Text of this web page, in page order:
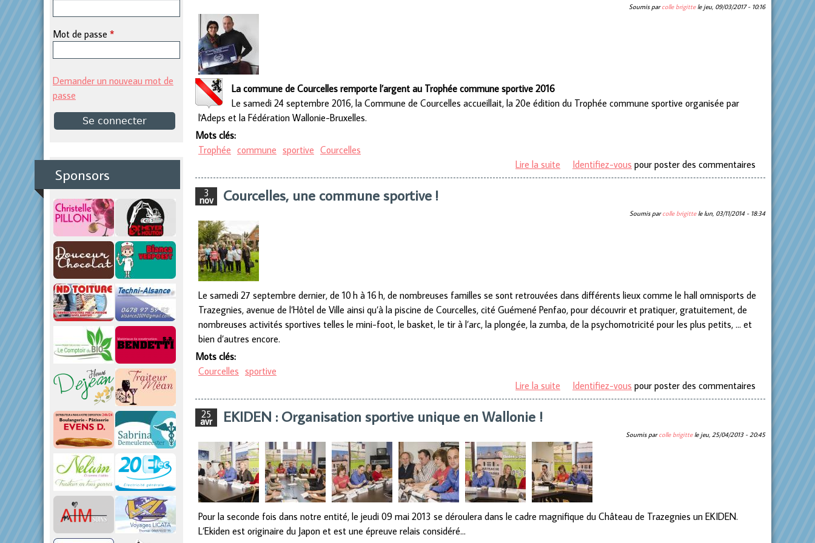
Soumis parcolle brigittele jeu, 09/03/2017 - 10:16
La commune de Courcelles remporte l’argent au Trophée commune sportive 2016
Le samedi 24 septembre 2016, la Commune de Courcelles accueillait, la 20e édition du Trophée commune sportive organisée par
l'Adeps et la Fédération Wallonie-Bruxelles.
Mots clés:
Trophée commune sportive Courcelles
Lire la suite de L’argent au Trophée commune sportive
Identifiez-vous pour poster des commentaires
3
nov Courcelles, une commune sportive !
Soumis parcolle brigittelelun, 03/11/2014 - 18:34
Le samedi 27 septembre dernier, de 10 h à 16 h, de nombreuses familles se sont retrouvées dans différents lieux comme le hall omnisports de
Trazegnies, avenue de l’Hôtel de Ville ainsi qu’à la piscine de Courcelles, cité Guémené Penfao, pour découvrir et pratiquer, gratuitement, de
nombreuses activités sportives telles le mini-foot, le basket, le tir à l’arc, la plongée, la zumba, de la psychomotricité pour les plus petits, ... et
bien d’autres encore.
Mots clés:
Courcelles sportive
Lire la suite de Courcelles, une commune sportive !
Identifiez-vous pour poster des commentaires
25
avr EKIDEN : Organisation sportive unique en Wallonie !
Soumis parcolle brigittele jeu, 25/04/2013 - 20:45
Pour la seconde fois dans notre entité, le jeudi 09 mai 2013 se déroulera dans le cadre magnifique du Château de Trazegnies un EKIDEN.
L’Ekiden est originaire du Japon et est une épreuve relais considéré…
p
r
i
n
p
a
Mot de passe *
Demander un nouveau mot de
passe
Sponsors